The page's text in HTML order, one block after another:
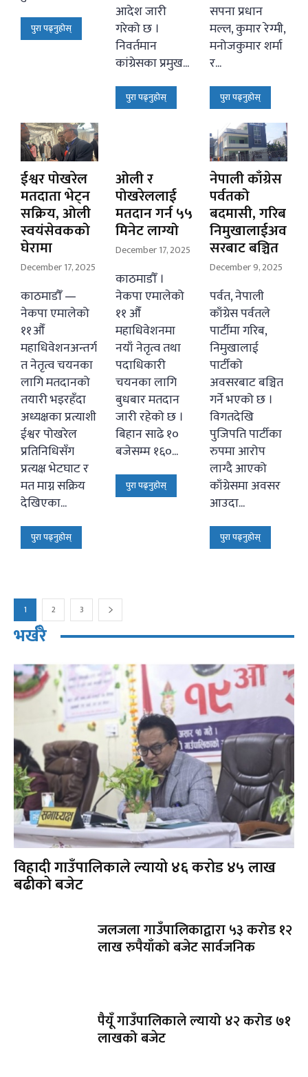
पुरा पढ्नुहोस्
आदेश जारी
गरेको छ ।
निवर्तमान
कांग्रेसका प्रमुख...
पुरा पढ्नुहोस्
सपना प्रधान
मल्ल, कुमार रेग्मी,
मनोजकुमार शर्मा
र...
पुरा पढ्नुहोस्
ईश्वर पोखरेल
मतदाता भेट्न
सक्रिय, ओली
स्वयंसेवकको
घेरामा
December 17, 2025
काठमाडौँ —
नेकपा एमालेको
११औँ
महाधिवेशनअन्तर्ग
त नेतृत्व चयनका
लागि मतदानको
तयारी भइरहँदा
अध्यक्षका प्रत्याशी
ईश्वर पोखरेल
प्रतिनिधिसँग
प्रत्यक्ष भेटघाट र
मत माग्न सक्रिय
देखिएका...
पुरा पढ्नुहोस्
ओली र
पोखरेललाई
मतदान गर्न ५५
मिनेट लाग्यो
December 17, 2025
काठमाडौँ ।
नेकपा एमालेको
११ औँ
महाधिवेशनमा
नयाँ नेतृत्व तथा
पदाधिकारी
चयनका लागि
बुधबार मतदान
जारी रहेको छ ।
बिहान साढे १०
बजेसम्म १६०...
पुरा पढ्नुहोस्
नेपाली काँग्रेस
पर्वतको
बदमासी, गरिब
निमुखालाईअव
सरबाट बञ्चित
December 9, 2025
पर्वत, नेपाली
काँग्रेस पर्वतले
पार्टीमा गरिब,
निमुखालाई
पार्टीको
अवसरबाट बञ्चित
गर्ने भएको छ ।
विगतदेखि
पुजिपति पार्टीका
रुपमा आरोप
लाग्दै आएको
काँग्रेसमा अवसर
आउदा...
पुरा पढ्नुहोस्
1 2 3
भर्खरै
विहादी गाउँपालिकाले ल्यायो ४६ करोड ४५ लाख
बढीको बजेट
जलजला गाउँपालिकाद्वारा ५३ करोड १२
लाख रुपैयाँको बजेट सार्वजनिक
पैयूँ गाउँपालिकाले ल्यायो ४२ करोड ७१
लाखको बजेट